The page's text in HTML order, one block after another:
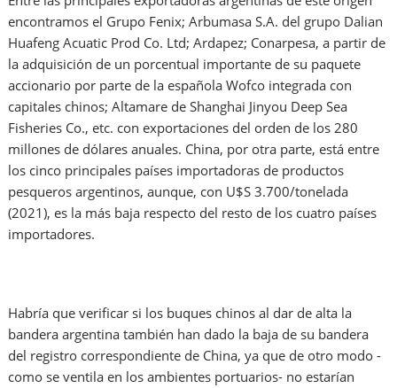
encontramos el Grupo Fenix; Arbumasa S.A. del grupo Dalian
Huafeng Acuatic Prod Co. Ltd; Ardapez; Conarpesa, a partir de
la adquisición de un porcentual importante de su paquete
accionario por parte de la española Wofco integrada con
capitales chinos; Altamare de Shanghai Jinyou Deep Sea
Fisheries Co., etc. con exportaciones del orden de los 280
millones de dólares anuales. China, por otra parte, está entre
los cinco principales países importadoras de productos
pesqueros argentinos, aunque, con U$S 3.700/tonelada
(2021), es la más baja respecto del resto de los cuatro países
importadores.
Habría que verificar si los buques chinos al dar de alta la
bandera argentina también han dado la baja de su bandera
del registro correspondiente de China, ya que de otro modo -
como se ventila en los ambientes portuarios- no estarían